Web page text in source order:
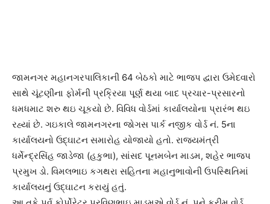
જામનગર મહાનગરપાલિકાની 64 બેઠકો માટે ભાજપ દ્વારા ઉમેદવારો
સાથે ચૂંટણીના ફોર્મની પ્રક્રિયા પૂર્ણ થયા બાદ પ્રચાર-પ્રસારનો
ધમધમાટ શરુ થઇ ચૂકયો છે. વિવિધ વોર્ડમાં કાર્યાલયોના પ્રારંભ થઇ
રહ્યાં છે. ગઇકાલે જામનગરના જોગસ પાર્ક નજીક વોર્ડ નં. 5ના
કાર્યાલયનો ઉદ્ઘાટન સમારોહ યોજાયો હતો. રાજ્યમંત્રી
ધર્મેન્દ્રસિંહ જાડેજા (હકુભા), સાંસદ પૂનમબેન માડમ, શહેર ભાજપ
પ્રમુખ ડો. વિમલભાઇ કગથરા સહિતના મહાનુભાવોની ઉપસ્થિતિમાં
કાર્યાલયનું ઉદ્ઘાટન કરાયું હતું.